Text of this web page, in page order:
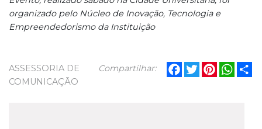
organizado pelo Núcleo de Inovação, Tecnologia e
Empreendedorismo da Instituição
Compartilhar: Facebook
TwitterPinterest
ASSESSORIA DE
COMUNICAÇÃO